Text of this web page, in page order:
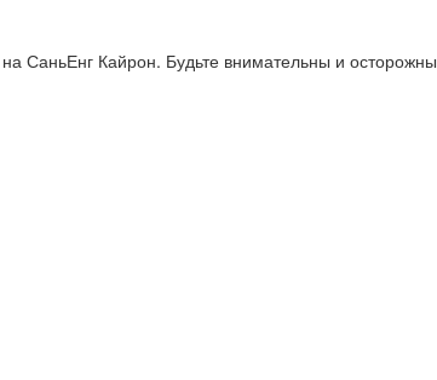
СаньЕнг Кайрон. Будьте внимательны и осторожны